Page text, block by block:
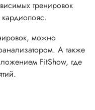
тренировок
можно
А также
FitShow, где